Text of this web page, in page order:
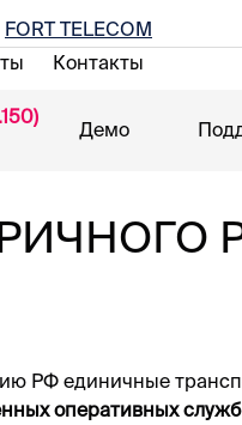
FORT TELECOM
Контакты
Демо
РФ единичные
оперативных